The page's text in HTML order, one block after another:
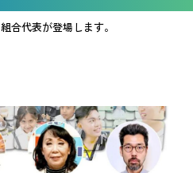
合代表が登場します。